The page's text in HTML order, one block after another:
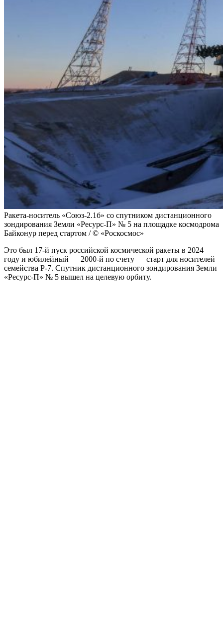
Ракета-носитель «Союз-2.1б» со спутником дистанционного
зондирования Земли «Ресурс-П» № 5 на площадке космодрома
Байконур перед стартом / © «Роскосмос»
Это был 17-й пуск российской космической ракеты в 2024
году и юбилейный — 2000-й по счету — старт для носителей
семейства Р-7. Спутник дистанционного зондирования Земли
«Ресурс-П» № 5 вышел на целевую орбиту.